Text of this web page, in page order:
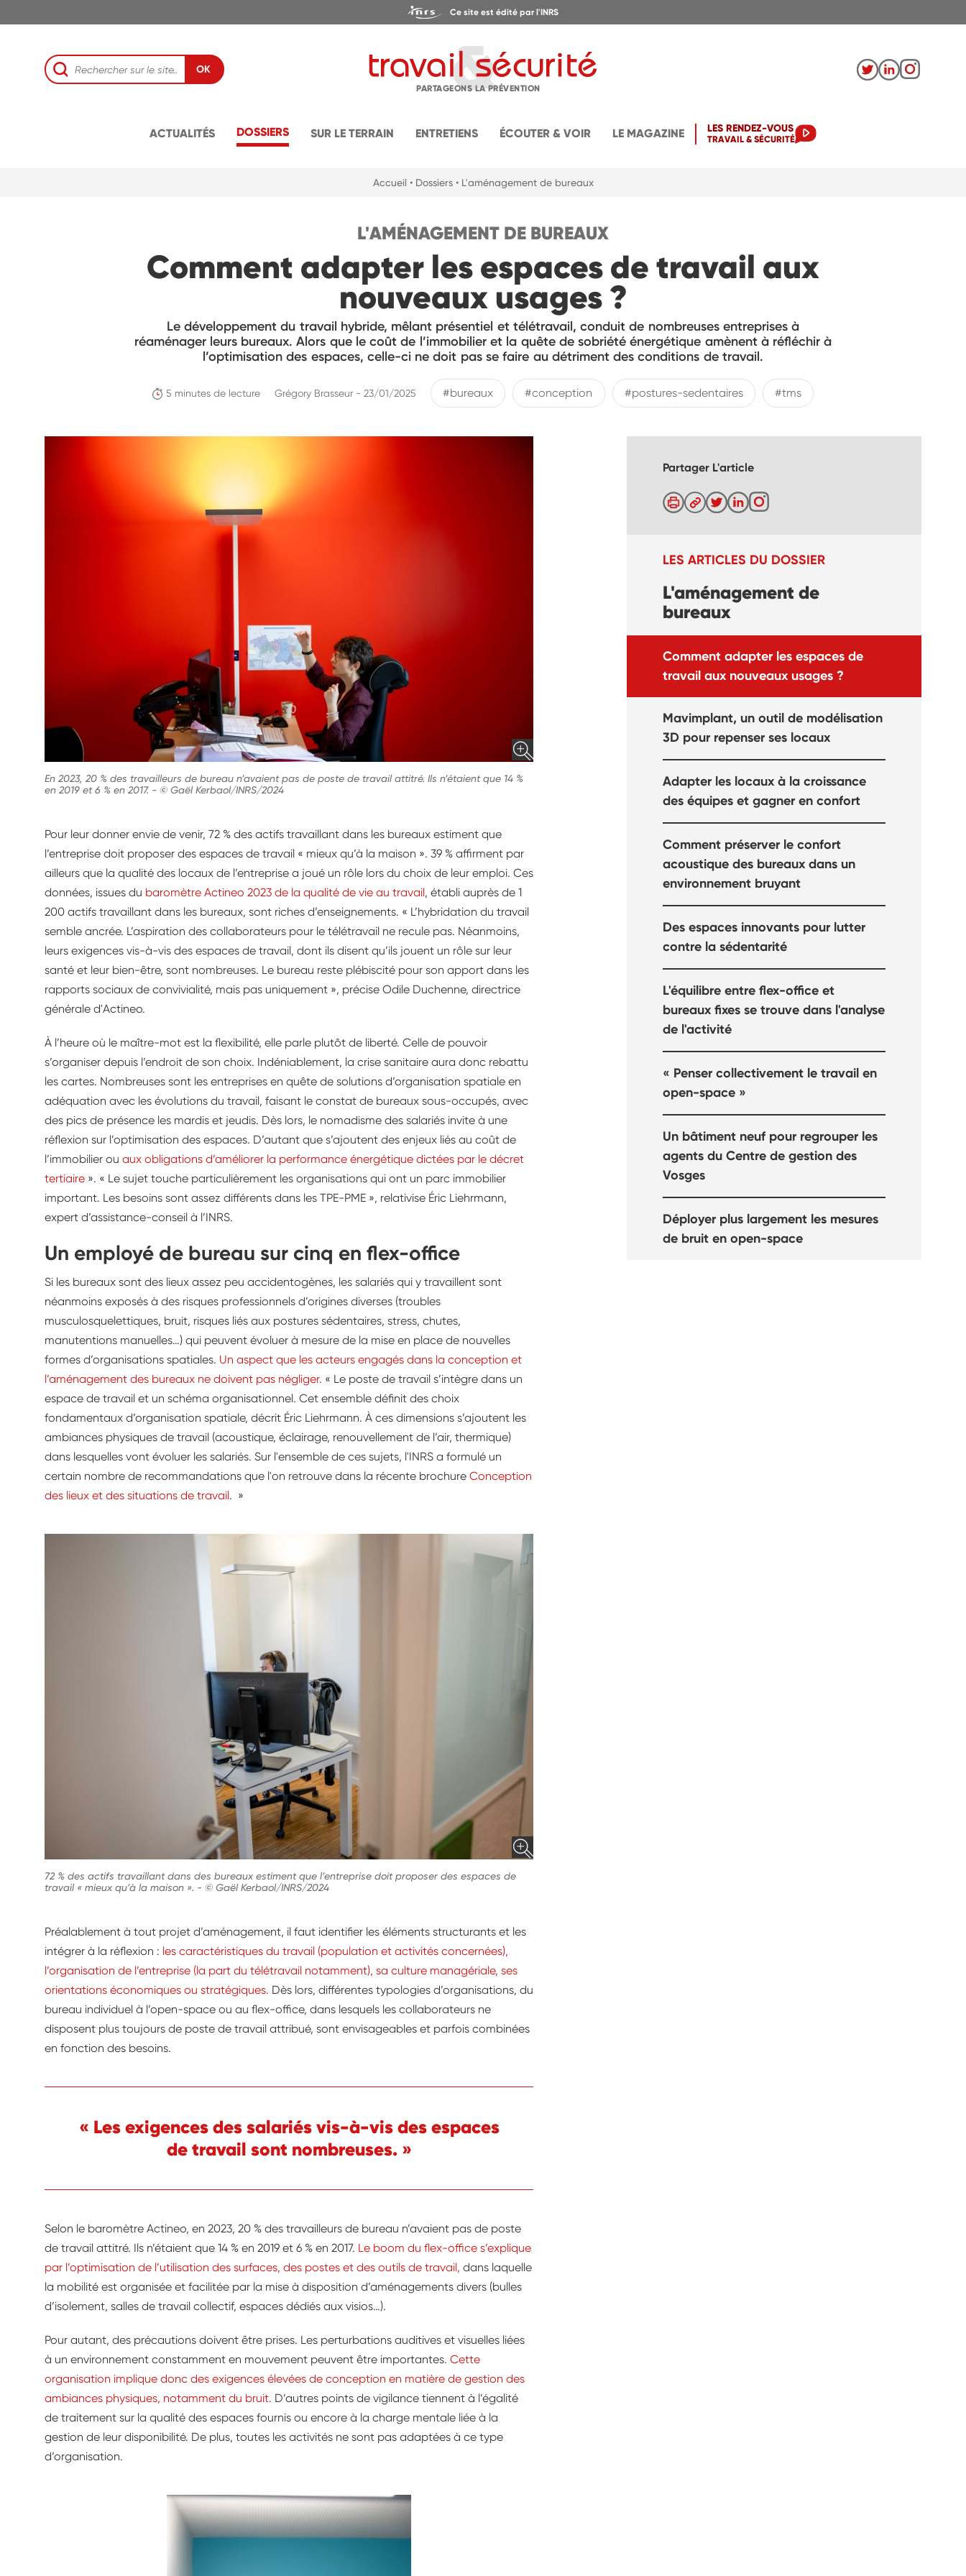
Ce site est édité par l'INRS
OK
PARTAGEONS LA PRÉVENTION
ACTUALITÉS DOSSIERS SUR LE TERRAIN ENTRETIENS ÉCOUTER & VOIR LE MAGAZINE LES RENDEZ-VOUS
TRAVAIL & SÉCURITÉ
Accueil • Dossiers • L'aménagement de bureaux
L'AMÉNAGEMENT DE BUREAUX
Comment adapter les espaces de travail aux
nouveaux usages ?
Le développement du travail hybride, mêlant présentiel et télétravail, conduit de nombreuses entreprises à
réaménager leurs bureaux. Alors que le coût de l’immobilier et la quête de sobriété énergétique amènent à réfléchir à
l’optimisation des espaces, celle-ci ne doit pas se faire au détriment des conditions de travail.
5 minutes de lecture Grégory Brasseur - 23/01/2025 #bureaux #conception #postures-sedentaires #tms
En 2023, 20 % des travailleurs de bureau n’avaient pas de poste de travail attitré. Ils n’étaient que 14 %
en 2019 et 6 % en 2017. - © Gaël Kerbaol/INRS/2024
Pour leur donner envie de venir, 72 % des actifs travaillant dans les bureaux estiment que
l’entreprise doit proposer des espaces de travail « mieux qu’à la maison ». 39 % affirment par
ailleurs que la qualité des locaux de l’entreprise a joué un rôle lors du choix de leur emploi. Ces
données, issues du baromètre Actineo 2023 de la qualité de vie au travail, établi auprès de 1
200 actifs travaillant dans les bureaux, sont riches d’enseignements. « L’hybridation du travail
semble ancrée. L’aspiration des collaborateurs pour le télétravail ne recule pas. Néanmoins,
leurs exigences vis-à-vis des espaces de travail, dont ils disent qu’ils jouent un rôle sur leur
santé et leur bien-être, sont nombreuses. Le bureau reste plébiscité pour son apport dans les
rapports sociaux de convivialité, mais pas uniquement », précise Odile Duchenne, directrice
générale d'Actineo.
À l’heure où le maître-mot est la flexibilité, elle parle plutôt de liberté. Celle de pouvoir
s’organiser depuis l’endroit de son choix. Indéniablement, la crise sanitaire aura donc rebattu
les cartes. Nombreuses sont les entreprises en quête de solutions d’organisation spatiale en
adéquation avec les évolutions du travail, faisant le constat de bureaux sous-occupés, avec
des pics de présence les mardis et jeudis. Dès lors, le nomadisme des salariés invite à une
réflexion sur l’optimisation des espaces. D’autant que s’ajoutent des enjeux liés au coût de
l’immobilier ou aux obligations d’améliorer la performance énergétique dictées par le décret
tertiaire ». « Le sujet touche particulièrement les organisations qui ont un parc immobilier
important. Les besoins sont assez différents dans les TPE-PME », relativise Éric Liehrmann,
expert d’assistance-conseil à l’INRS.
Un employé de bureau sur cinq en flex-office
Si les bureaux sont des lieux assez peu accidentogènes, les salariés qui y travaillent sont
néanmoins exposés à des risques professionnels d’origines diverses (troubles
musculosquelettiques, bruit, risques liés aux postures sédentaires, stress, chutes,
manutentions manuelles…) qui peuvent évoluer à mesure de la mise en place de nouvelles
formes d’organisations spatiales. Un aspect que les acteurs engagés dans la conception et
l’aménagement des bureaux ne doivent pas négliger. « Le poste de travail s’intègre dans un
espace de travail et un schéma organisationnel. Cet ensemble définit des choix
fondamentaux d’organisation spatiale, décrit Éric Liehrmann. À ces dimensions s’ajoutent les
ambiances physiques de travail (acoustique, éclairage, renouvellement de l’air, thermique)
dans lesquelles vont évoluer les salariés. Sur l'ensemble de ces sujets, l'INRS a formulé un
certain nombre de recommandations que l'on retrouve dans la récente brochure Conception
des lieux et des situations de travail. »
72 % des actifs travaillant dans des bureaux estiment que l’entreprise doit proposer des espaces de
travail « mieux qu’à la maison ». - © Gaël Kerbaol/INRS/2024
Préalablement à tout projet d’aménagement, il faut identifier les éléments structurants et les
intégrer à la réflexion : les caractéristiques du travail (population et activités concernées),
l’organisation de l’entreprise (la part du télétravail notamment), sa culture managériale, ses
orientations économiques ou stratégiques. Dès lors, différentes typologies d’organisations, du
bureau individuel à l’open-space ou au flex-office, dans lesquels les collaborateurs ne
disposent plus toujours de poste de travail attribué, sont envisageables et parfois combinées
en fonction des besoins.
« Les exigences des salariés vis-à-vis des espaces
de travail sont nombreuses. »
Selon le baromètre Actineo, en 2023, 20 % des travailleurs de bureau n’avaient pas de poste
de travail attitré. Ils n’étaient que 14 % en 2019 et 6 % en 2017. Le boom du flex-office s’explique
par l’optimisation de l’utilisation des surfaces, des postes et des outils de travail, dans laquelle
la mobilité est organisée et facilitée par la mise à disposition d’aménagements divers (bulles
d’isolement, salles de travail collectif, espaces dédiés aux visios…).
Pour autant, des précautions doivent être prises. Les perturbations auditives et visuelles liées
à un environnement constamment en mouvement peuvent être importantes. Cette
organisation implique donc des exigences élevées de conception en matière de gestion des
ambiances physiques, notamment du bruit. D’autres points de vigilance tiennent à l’égalité
de traitement sur la qualité des espaces fournis ou encore à la charge mentale liée à la
gestion de leur disponibilité. De plus, toutes les activités ne sont pas adaptées à ce type
d’organisation.
Partager L'article
LES ARTICLES DU DOSSIER
L'aménagement de
bureaux
Comment adapter les espaces de
travail aux nouveaux usages ?
Mavimplant, un outil de modélisation
3D pour repenser ses locaux
Adapter les locaux à la croissance
des équipes et gagner en confort
Comment préserver le confort
acoustique des bureaux dans un
environnement bruyant
Des espaces innovants pour lutter
contre la sédentarité
L'équilibre entre flex-office et
bureaux fixes se trouve dans l'analyse
de l'activité
« Penser collectivement le travail en
open-space »
Un bâtiment neuf pour regrouper les
agents du Centre de gestion des
Vosges
Déployer plus largement les mesures
de bruit en open-space